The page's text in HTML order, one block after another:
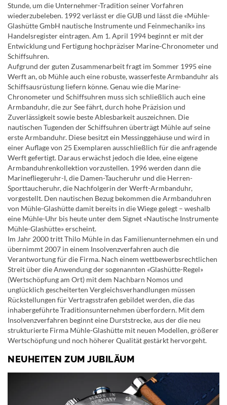
Stunde, um die Unternehmer-Tradition seiner Vorfahren
wiederzubeleben. 1992 verlässt er die GUB und lässt die «Mühle-
Glashütte GmbH nautische Instrumente und Feinmechanik» ins
Handelsregister eintragen. Am 1. April 1994 beginnt er mit der
Entwicklung und Fertigung hochpräziser Marine-Chronometer und
Schiffsuhren.
Aufgrund der guten Zusammenarbeit fragt im Sommer 1995 eine
Werft an, ob Mühle auch eine robuste, wasserfeste Armbanduhr als
Schiffsausrüstung liefern könne. Genau wie die Marine-
Chronometer und Schiffsuhren muss sich schließlich auch eine
Armbanduhr, die zur See fährt, durch hohe Präzision und
Zuverlässigkeit sowie beste Ablesbarkeit auszeichnen. Die
nautischen Tugenden der Schiffsuhren überträgt Mühle auf seine
erste Armbanduhr. Diese besitzt ein Messinggehäuse und wird in
einer Auflage von 25 Exemplaren ausschließlich für die anfragende
Werft gefertigt. Daraus erwächst jedoch die Idee, eine eigene
Armbanduhrenkollektion vorzustellen. 1996 werden dann die
Marinefliegeruhr-I, die Damen-Taucheruhr und die Herren-
Sporttaucheruhr, die Nachfolgerin der Werft-Armbanduhr,
vorgestellt. Den nautischen Bezug bekommen die Armbanduhren
von Mühle-Glashütte damit bereits in die Wiege gelegt – weshalb
eine Mühle-Uhr bis heute unter dem Signet «Nautische Instrumente
Mühle-Glashütte» erscheint.
Im Jahr 2000 tritt Thilo Mühle in das Familienunternehmen ein und
übernimmt 2007 in einem Insolvenzverfahren auch die
Verantwortung für die Firma. Nach einem wettbewerbsrechtlichen
Streit über die Anwendung der sogenannten «Glashütte-Regel»
(Wertschöpfung am Ort) mit dem Nachbarn Nomos und
unglücklich gescheiterten Vergleichsverhandlungen müssen
Rückstellungen für Vertragsstrafen gebildet werden, die das
inhabergeführte Traditionsunternehmen überfordern. Mit dem
Insolvenzverfahren beginnt eine Durststrecke, aus der die neu
strukturierte Firma Mühle-Glashütte mit neuen Modellen, größerer
Wertschöpfung und noch höherer Qualität gestärkt hervorgeht.
NEUHEITEN ZUM JUBILÄUM